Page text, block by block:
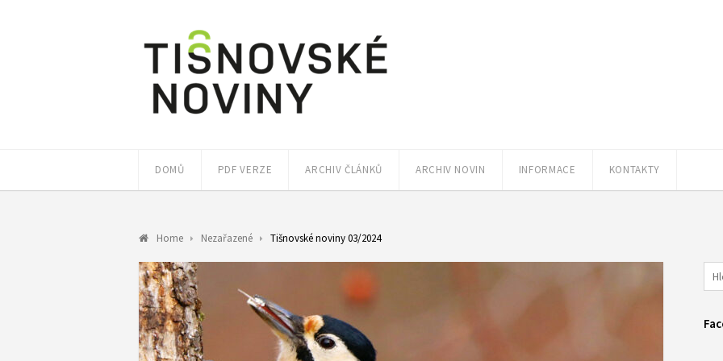
DOMŮ PDF VERZE ARCHIV ČLÁNKŮ ARCHIV NOVIN INFORMACE KONTAKTY
Home Nezařazené Tišnovské noviny 03/2024